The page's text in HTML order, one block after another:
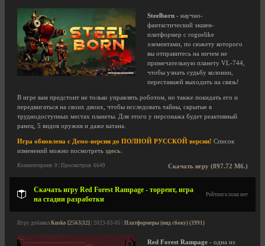
Steelborn - научно-
фантастический экшен-
платформер с roguelike
элементами, по сюжету которого
вы отправитесь на ничем не
примечательную планету VL-744,
чтобы узнать судьбу колонии,
переставшей выходить на связь!
В игре вам предстоит не только управлять роботом, но также покидать его и
передвигаться на своих двоих, чтобы исследовать тайны, скрытые в
труднодоступных местах планеты. Для этого у персонажа будет реактивный
ранец, 5 видов оружия и даже катана.
Игра обновлена с Демо-версии до ПОЛНОЙ РУССКОЙ версии! Список
изменений можно посмотреть здесь
Скачать игру (897.72 Мб.)
Комментариев: 0 | Просмотров: 6649
Скачать игру Red Forest Rampage - торрент, игра
на стадии разработки
Рейтинга пока нет
Игру добавил Kusko [2563|32] | 2023-03-05 | Платформеры (вид сбоку) (3991)
Red Forest Rampage - одна из